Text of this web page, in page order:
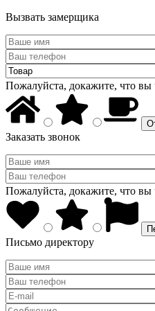
Вызвать замерщика
Пожалуйста, докажите, что вы
Заказать звонок
Пожалуйста, докажите, что вы
Письмо директору